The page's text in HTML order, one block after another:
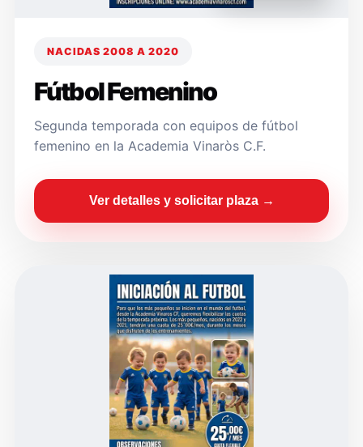
NACIDAS 2008 A 2020
Fútbol Femenino
Segunda temporada con equipos de fútbol
femenino en la Academia Vinaròs C.F.
Ver detalles y solicitar plaza →